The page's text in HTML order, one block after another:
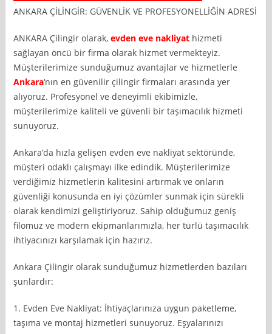
ANKARA ÇİLİNGİR: GÜVENLİK VE PROFESYONELLİĞİN ADRESİ
ANKARA Çilingir olarak,evden eve nakliyat hizmeti
sağlayan öncü bir firma olarak hizmet vermekteyiz.
Müşterilerimize sunduğumuz avantajlar ve hizmetlerle
Ankara‘nın en güvenilir çilingir firmaları arasında yer
alıyoruz. Profesyonel ve deneyimli ekibimizle,
müşterilerimize kaliteli ve güvenli bir taşımacılık hizmeti
sunuyoruz.
Ankara’da hızla gelişen evden eve nakliyat sektöründe,
müşteri odaklı çalışmayı ilke edindik. Müşterilerimize
verdiğimiz hizmetlerin kalitesini artırmak ve onların
güvenliği konusunda en iyi çözümler sunmak için sürekli
olarak kendimizi geliştiriyoruz. Sahip olduğumuz geniş
filomuz ve modern ekipmanlarımızla, her türlü taşımacılık
ihtiyacınızı karşılamak için hazırız.
Ankara Çilingir olarak sunduğumuz hizmetlerden bazıları
şunlardır:
1. Evden Eve Nakliyat: İhtiyaçlarınıza uygun paketleme,
taşıma ve montaj hizmetleri sunuyoruz. Eşyalarınızı